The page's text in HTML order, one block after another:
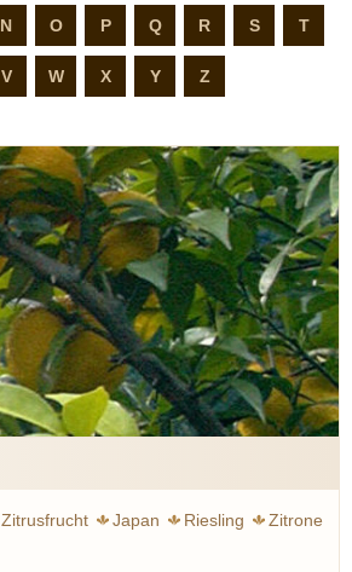
N O P Q R S T
V W X Y Z
Zitrusfrucht Japan Riesling
Zitrone